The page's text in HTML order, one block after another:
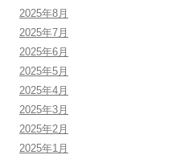
2025年8月
2025年7月
2025年6月
2025年5月
2025年4月
2025年3月
2025年2月
2025年1月